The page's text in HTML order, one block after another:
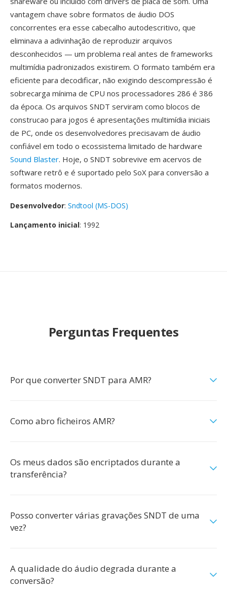
vantagem chave sobre formatos de áudio DOS
concorrentes era esse cabecalho autodescritivo, que
eliminava a adivinhação de reproduzir arquivos
desconhecidos — um problema real antes de frameworks
multimídia padronizados existirem. O formato também era
eficiente para decodificar, não exigindo descompressão é
sobrecarga mínima de CPU nos processadores 286 é 386
da época. Os arquivos SNDT serviram como blocos de
construcao para jogos é apresentações multimídia iniciais
de PC, onde os desenvolvedores precisavam de áudio
confiável em todo o ecossistema limitado de hardware
Sound Blaster. Hoje, o SNDT sobrevive em acervos de
software retrô e é suportado pelo SoX para conversão a
formatos modernos.
Desenvolvedor: Sndtool (MS-DOS)
Lançamento inicial: 1992
Perguntas Frequentes
Por que converter SNDT para AMR?
Como abro ficheiros AMR?
Os meus dados são encriptados durante a
transferência?
Posso converter várias gravações SNDT de uma
vez?
A qualidade do áudio degrada durante a
conversão?